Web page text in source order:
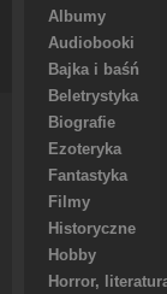
Albumy
Audiobooki
Bajka i baśń
Beletrystyka
Biografie
Ezoteryka
Fantastyka
Filmy
Historyczne
Hobby
Horror,